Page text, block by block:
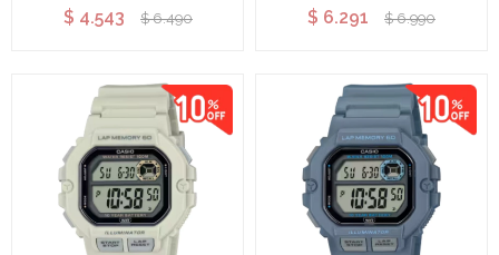
$ 4.543 $ 6.490 $ 6.291 $ 6.990